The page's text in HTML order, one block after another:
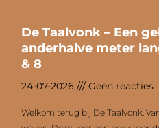
De Taalvonk – Een
anderhalve meter
& 8
24-07-2026 Geen reacties
Welkom terug bij De Taalvonk.